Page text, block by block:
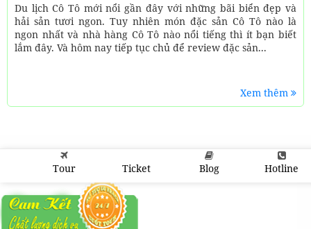
Du lịch Cô Tô mới nổi gần đây với những bãi biển đẹp và
hải sản tươi ngon. Tuy nhiên món đặc sản Cô Tô nào là
ngon nhất và nhà hàng Cô Tô nào nổi tiếng thì ít bạn biết
lắm đây. Và hôm nay tiếp tục chủ để review đặc sản...
Xem thêm
Tour Ticket Blog Hotline